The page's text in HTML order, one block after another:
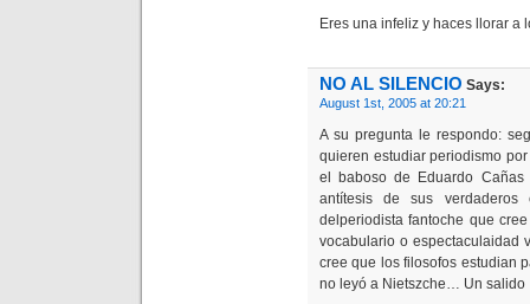
Eres una infeliz y haces llorar a
NO AL SILENCIO Says:
August 1st, 2005 at 20:21
A su pregunta le respondo:
quieren estudiar periodismo
el baboso de Eduardo
antítesis de sus verdaderos
delperiodista fantoche que
vocabulario o espectaculaidad
cree que los filosofos estudian
no leyó a Nietszche… Un salido